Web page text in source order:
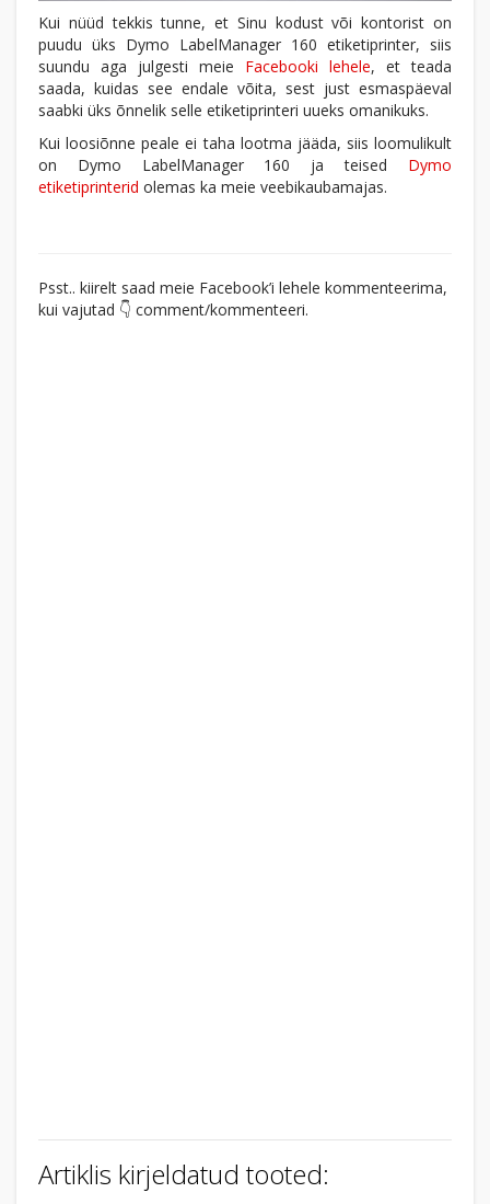
Kui nüüd tekkis tunne, et Sinu kodust või kontorist on
puudu üks Dymo LabelManager 160 etiketiprinter, siis
suundu aga julgesti meie Facebooki lehele, et teada
saada, kuidas see endale võita, sest just esmaspäeval
saabki üks õnnelik selle etiketiprinteri uueks omanikuks.
Kui loosiõnne peale ei taha lootma jääda, siis loomulikult
on Dymo LabelManager 160 ja teised Dymo
etiketiprinterid olemas ka meie veebikaubamajas.
Psst.. kiirelt saad meie Facebook’i lehele kommenteerima,
kui vajutad 👇 comment/kommenteeri.
Artiklis kirjeldatud tooted: